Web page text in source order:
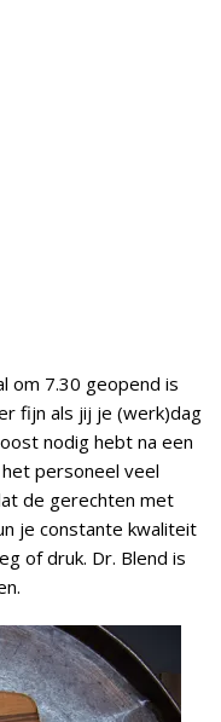
om 7.30 geopend is
fijn als jij je (werk)dag
nodig hebt na een
personeel veel
de gerechten met
je constante kwaliteit
of druk. Dr. Blend is